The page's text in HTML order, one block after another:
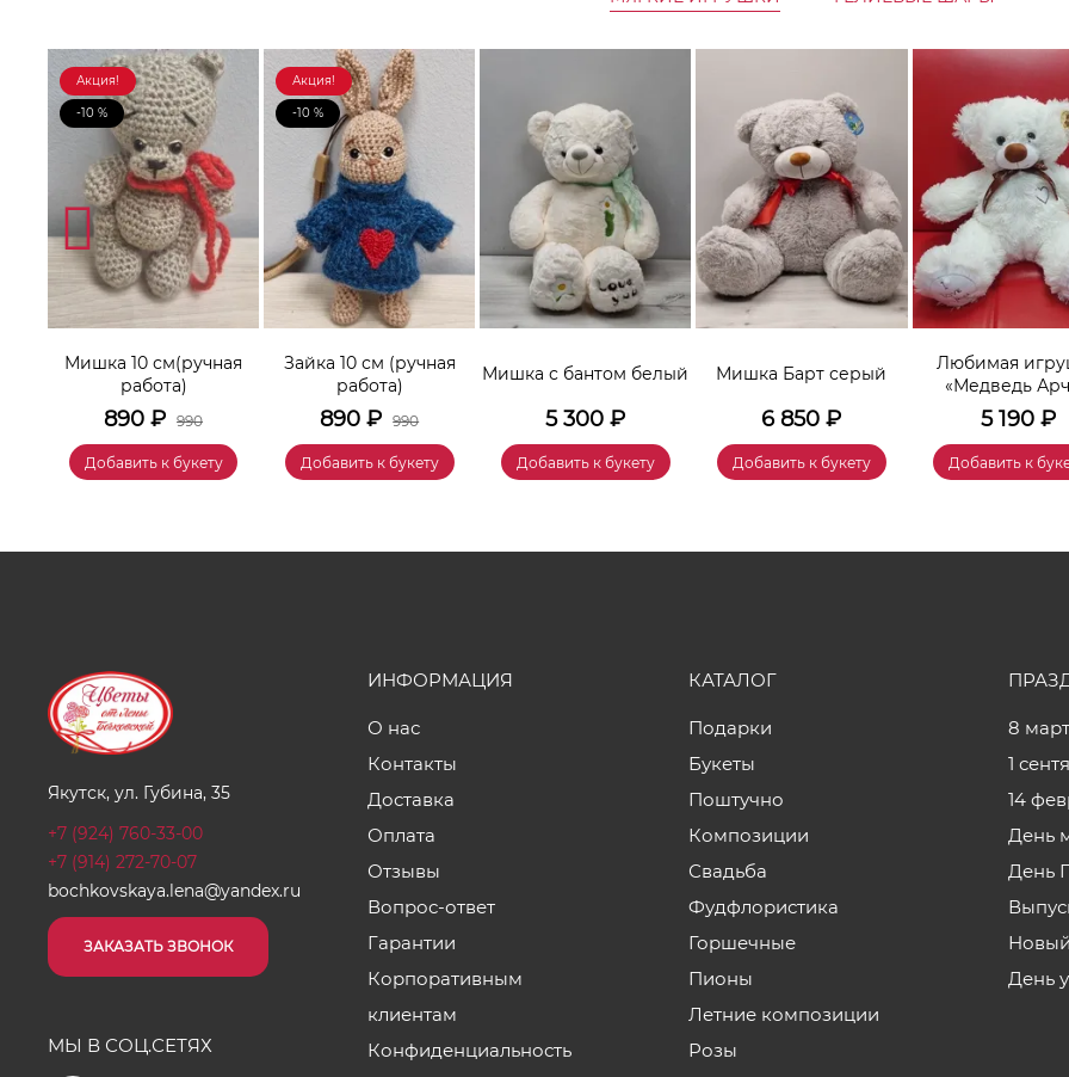
Акция!
-10 %
Мишка 10 см(ручная
работа)
890 ₽ 990
Добавить к букету
Акция!
-10 %
Зайка 10 см (ручная
работа)
890 ₽ 990
Добавить к букету
Мишка с бантом белый
5 300 ₽
Добавить к букету
Мишка Барт серый
6 850 ₽
Добавить к букету
Любимая
«Медведь
5 190₽
Добавить к
Якутск, ул. Губина, 35
+7 (924) 760-33-00
+7 (914) 272-70-07
bochkovskaya.lena@yandex.ru
ЗАКАЗАТЬ ЗВОНОК
МЫ В СОЦ.СЕТЯХ
ИНФОРМАЦИЯ
О нас
Контакты
Доставка
Оплата
Отзывы
Вопрос-ответ
Гарантии
Корпоративным
клиентам
Конфиденциальность
КАТАЛОГ
Подарки
Букеты
Поштучно
Композиции
Свадьба
Фудфлористика
Горшечные
Пионы
Летние композиции
Розы
8
1
14
День
День
День